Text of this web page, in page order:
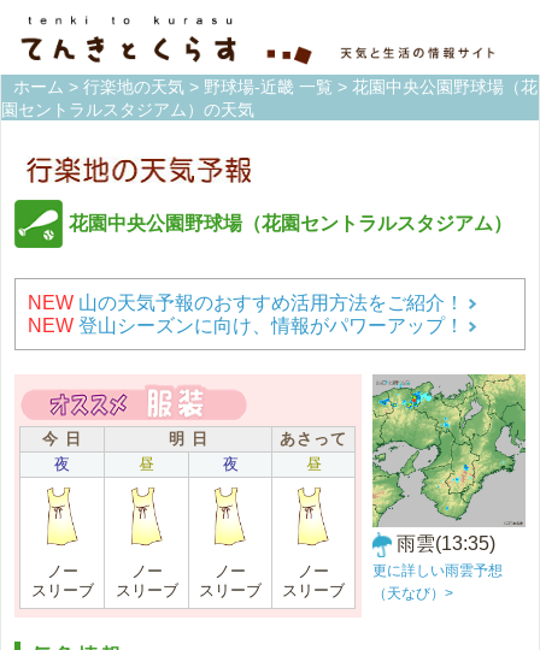
ホーム > 行楽地の天気 > 野球場-近畿 一覧 > 花園中央公園野球場（花
園セントラルスタジアム）の天気
花園中央公園野球場（花園セントラルスタジアム）
NEW 山の天気予報のおすすめ活用方法をご紹介！
NEW 登山シーズンに向け、情報がパワーアップ！
今 日 明 日
あさって
夜
昼 夜 昼
ノー
スリーブ
ノー
スリーブ
ノー
スリーブ
ノー
スリーブ
雨雲(13:35)
更に詳しい雨雲予想
（天なび）>